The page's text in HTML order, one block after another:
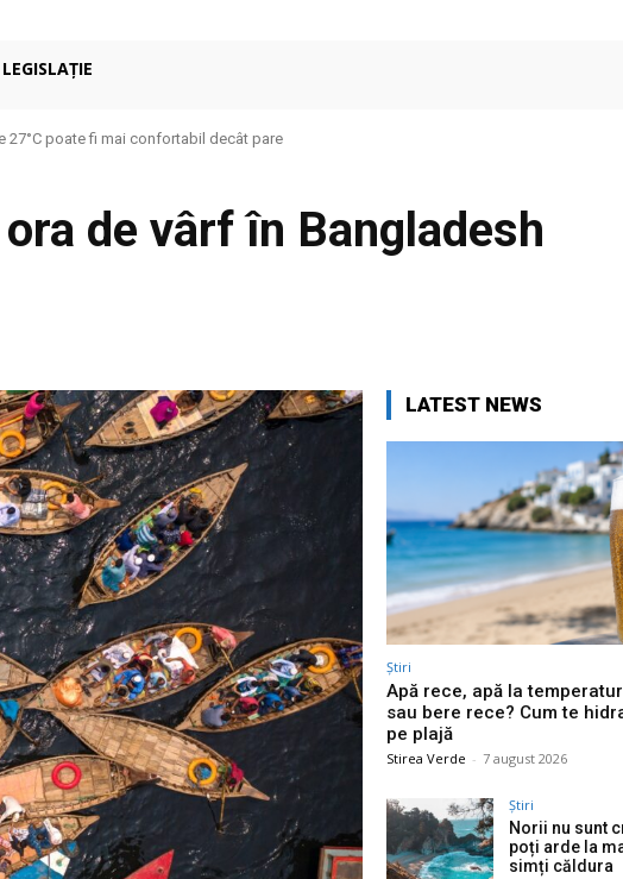
LEGISLAȚIE
27°C poate fi mai confortabil decât pare
de vârf în Bangladesh
LATEST NEWS
Știri
Apă rece, apă la
sau bere rece? Cum te
pe plajă
Stirea Verde - 7 august 2026
Știri
Norii nu sunt
poți arde la
simți căldura